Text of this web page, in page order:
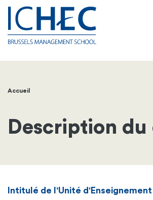
Fil
d'Ariane
Accueil
Description du
Intitulé de l'Unité d'Enseignement